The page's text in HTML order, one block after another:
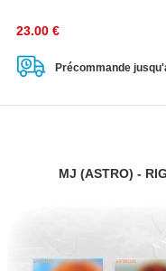
23.00 €
Précommande
MJ (ASTRO) -